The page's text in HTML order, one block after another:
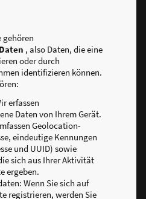
gehören
, also Daten, die eine
oder durch
identifizieren können.
erfassen
Daten von Ihrem Gerät.
Geolocation-
eindeutige Kennungen
und UUID) sowie
sich aus Ihrer Aktivität
ergeben.
Wenn Sie sich auf
registrieren, werden Sie